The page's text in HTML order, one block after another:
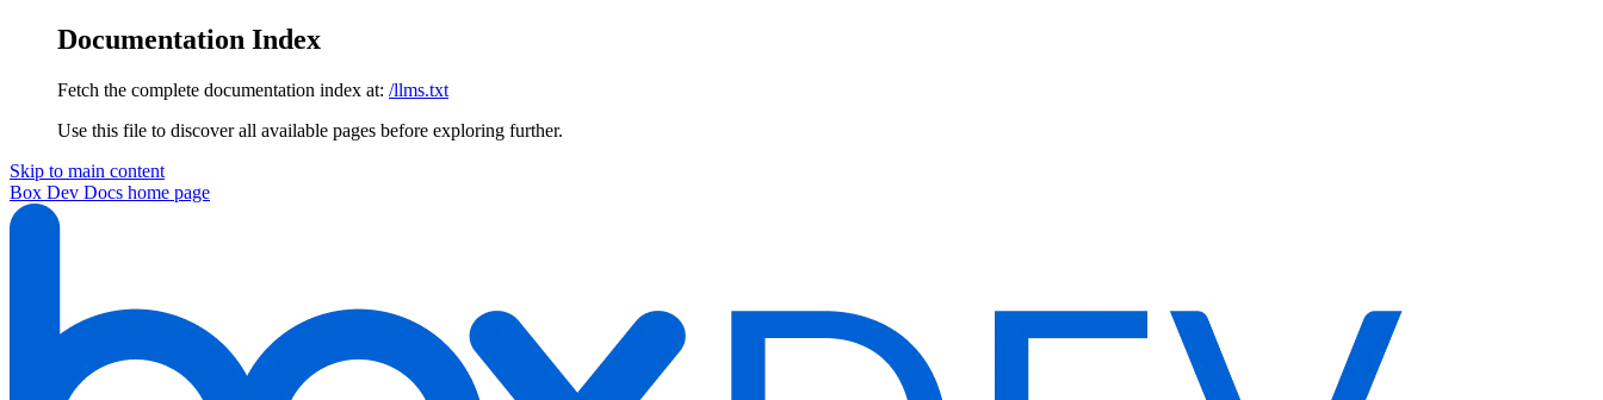
Documentation Index
Fetch the complete documentation index at: /llms.txt
Use this file to discover all available pages before exploring further.
Skip to main content
Box Dev Docs home page